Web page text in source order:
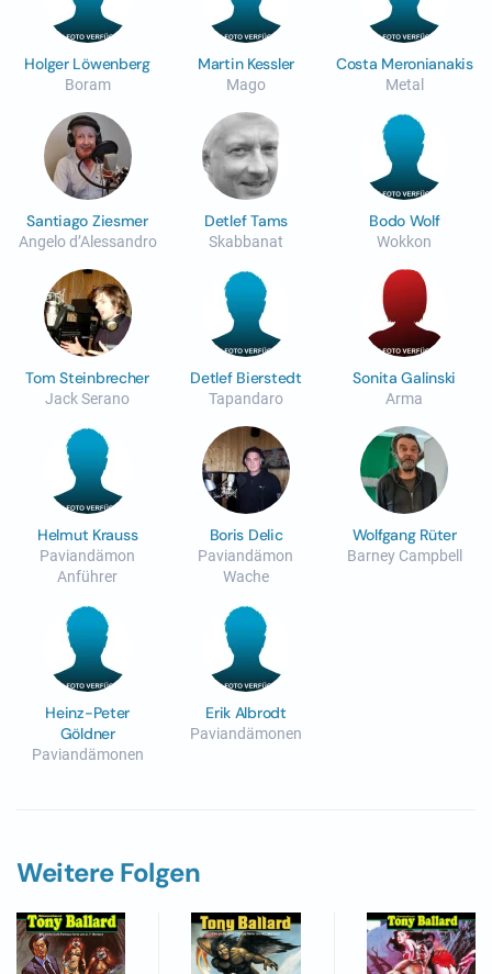
Holger Löwenberg
Boram
Martin Kessler
Mago
Costa Meronianakis
Metal
Santiago Ziesmer
Angelo d’Alessandro
Detlef Tams
Skabbanat
Bodo Wolf
Wokkon
Tom Steinbrecher
Jack Serano
Detlef Bierstedt
Tapandaro
Sonita Galinski
Arma
Helmut Krauss
Paviandämon
Anführer
Boris Delic
Paviandämon
Wache
Wolfgang Rüter
Barney Campbell
Heinz-Peter
Göldner
Paviandämonen
Erik Albrodt
Paviandämonen
Weitere Folgen